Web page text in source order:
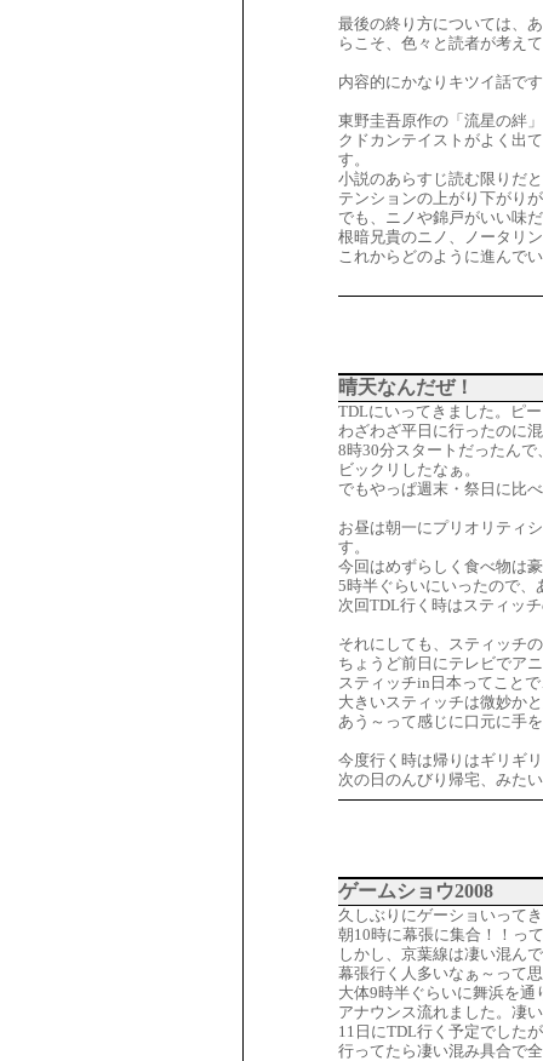
最後の終り方については、
らこそ、色々と読者が考え
内容的にかなりキツイ話で
東野圭吾原作の「流星の絆
クドカンテイストがよく出
す。
小説のあらすじ読む限りだ
テンションの上がり下がり
でも、ニノや錦戸がいい味
根暗兄貴のニノ、ノータリ
これからどのように進んで
晴天なんだぜ！
TDLにいってきました。ピ
わざわざ平日に行ったのに
8時30分スタートだったん
ビックリしたなぁ。
でもやっぱ週末・祭日に比
お昼は朝一にプリオリティ
す。
今回はめずらしく食べ物は
5時半ぐらいにいったので
次回TDL行く時はスティッ
それにしても、スティッチ
ちょうど前日にテレビでア
スティッチin日本ってこと
大きいスティッチは微妙か
あう～って感じに口元に手
今度行く時は帰りはギリギ
次の日のんびり帰宅、みた
ゲームショウ2008
久しぶりにゲーショいって
朝10時に幕張に集合！！っ
しかし、京葉線は凄い混ん
幕張行く人多いなぁ～って
大体9時半ぐらいに舞浜を
アナウンス流れました。凄
11日にTDL行く予定でした
行ってたら凄い混み具合で